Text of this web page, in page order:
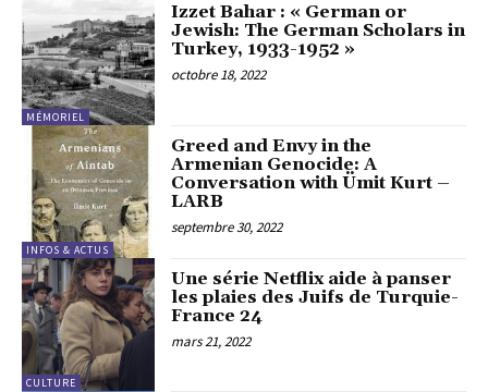
MÉMORIEL
Izzet Bahar : « German or
Jewish: The German Scholars in
Turkey, 1933-1952 »
octobre 18, 2022
INFOS & ACTUS
Greed and Envy in the
Armenian Genocide: A
Conversation with Ümit Kurt –
LARB
septembre 30, 2022
CULTURE
Une série Netflix aide à panser
les plaies des Juifs de Turquie-
France 24
mars 21, 2022